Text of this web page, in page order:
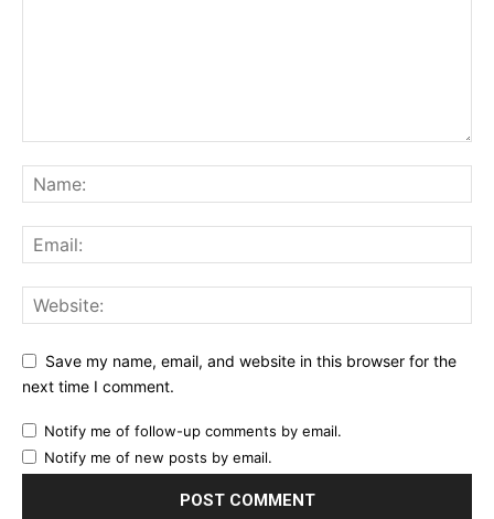
Save my name, email, and website in this browser for the
next time I comment.
Notify me of follow-up comments by email.
Notify me of new posts by email.